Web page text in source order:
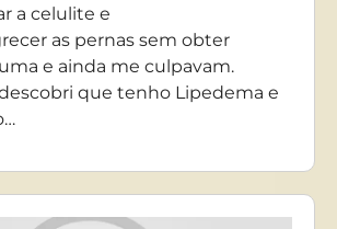
a celulite e
as pernas sem obter
e ainda me culpavam.
que tenho Lipedema e